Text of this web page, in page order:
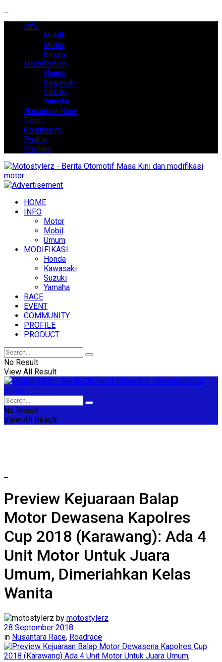
Info
Mobil
Motor
Umum
Modification
Honda
Kawasaki
Suzuki
Yamaha
Nusantara Race
Event
Community
Profile
Product
HOME
INFO
Motor
Mobil
Umum
MODIFIKASI
Honda
Kawasaki
Suzuki
Yamaha
RACE
EVENT
COMMUNITY
PROFILE
PRODUCT
No Result
View All Result
No Result
View All Result
Preview Kejuaraan Balap
Motor Dewasena Kapolres
Cup 2018 (Karawang): Ada 4
Unit Motor Untuk Juara
Umum, Dimeriahkan Kelas
Wanita
by motostylerz
28 September 2018
in Nusantara Race, Roadrace